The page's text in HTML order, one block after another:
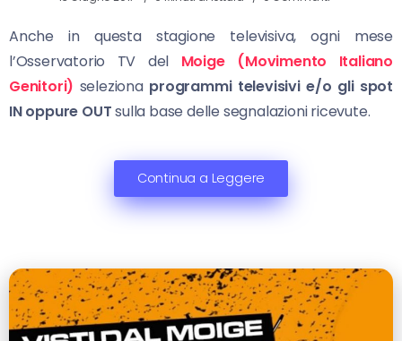
Anche in questa stagione televisiva, ogni mese
l’Osservatorio TV del Moige (Movimento Italiano
Genitori) seleziona programmi televisivi e/o gli spot
IN oppure OUTsulla base delle segnalazioni ricevute.
Continua a Leggere